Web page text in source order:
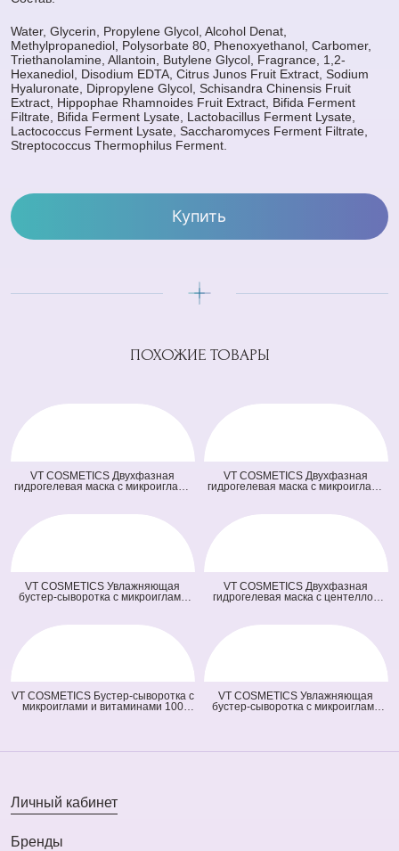
Water, Glycerin, Propylene Glycol, Alcohol Denat,
Methylpropanediol, Polysorbate 80, Phenoxyethanol, Carbomer,
Triethanolamine, Allantoin, Butylene Glycol, Fragrance, 1,2-
Hexanediol, Disodium EDTA, Citrus Junos Fruit Extract, Sodium
Hyaluronate, Dipropylene Glycol, Schisandra Chinensis Fruit
Extract, Hippophae Rhamnoides Fruit Extract, Bifida Ferment
Filtrate, Bifida Ferment Lysate, Lactobacillus Ferment Lysate,
Lactococcus Ferment Lysate, Saccharomyces Ferment Filtrate,
Streptococcus Thermophilus Ferment.
Купить
ПОХОЖИЕ ТОВАРЫ
VT COSMETICS Двухфазная
гидрогелевая маска с микроиглами
(оранжевая) (33 гр + 1,5 гр)
VT COSMETICS Двухфазная
гидрогелевая маска с микроиглами
зеленая) (33 гр + 1,5 гр)
VT COSMETICS Увлажняющая
бустер-сыворотка с микроиглами
VT COSMETICS Двухфазная
гидрогелевая маска с центеллой
гр)
VT COSMETICS Бустер-сыворотка с
микроиглами и витаминами 100
VT COSMETICS Увлажняющая
бустер-сыворотка с микроиглами
Личный кабинет
Бренды